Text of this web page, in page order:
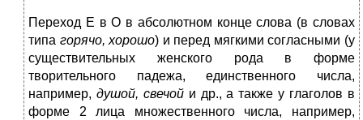
Переход Е в О в абсолютном конце слова (в словах
типа горячо, хорошо) и перед мягкими согласными (у
существительных женского рода в форме
творительного падежа, единственного числа,
например, душой, свечойи др., а также у глаголов в
форме 2 лица множественного числа, например,